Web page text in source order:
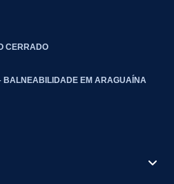
CERRADO
BALNEABILIDADE EM ARAGUAÍNA